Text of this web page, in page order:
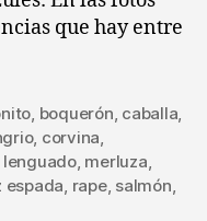
azul.que hay entre
boquerón caballa
, corvina
lenguado, merluza
espada rape, salmón